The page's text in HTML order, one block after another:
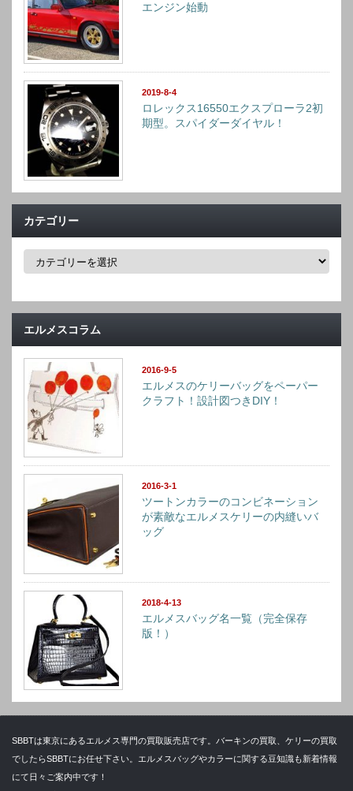
エンジン始動
2019-8-4
ロレックス16550エクスプローラ2初
期型。スパイダーダイヤル！
カテゴリー
カ
ー
エルメスコラム
2016-9-5
エルメスのケリーバッグをペーパー
クラフト！設計図つきDIY！
2016-3-1
ツートンカラーのコンビネーション
が素敵なエルメスケリーの内縫いバ
ッグ
2018-4-13
エルメスバッグ名一覧（完全保存
版！）
SBBTは東京にあるエルメス専門の買取販売店です。バーキンの買取、ケリーの買取
でしたらSBBTにお任せ下さい。エルメスバッグやカラーに関する豆知識も新着情報
にて日々ご案内中です！